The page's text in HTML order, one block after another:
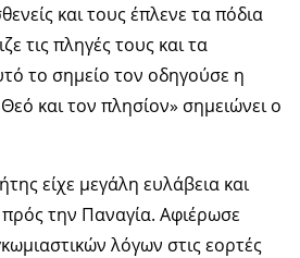
και τους έπλενε τα πόδια
τις πληγές τους και τα
το σημείο τον οδηγούσε η
και τον πλησίον» σημειώνει ο
είχε μεγάλη ευλάβεια και
πρός την Παναγία. Αφιέρωσε
λόγων στις εορτές